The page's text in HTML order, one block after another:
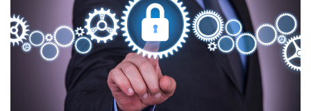
WeLastseen te tiene al tanto de todo en
WhatsApp.